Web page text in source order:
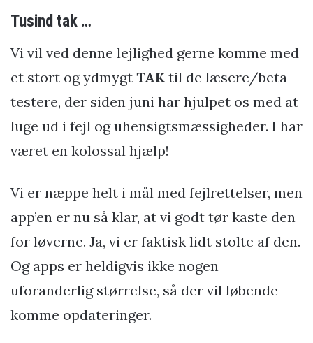
Tusind tak …
Vi vil ved denne lejlighed gerne komme med
et stort og ydmygt TAK til de læsere/beta-
testere, der siden juni har hjulpet os med at
luge ud i fejl og uhensigtsmæssigheder. I har
været en kolossal hjælp!
Vi er næppe helt i mål med fejlrettelser, men
app’en er nu så klar, at vi godt tør kaste den
for løverne. Ja, vi er faktisk lidt stolte af den.
Og apps er heldigvis ikke nogen
uforanderlig størrelse, så der vil løbende
komme opdateringer.